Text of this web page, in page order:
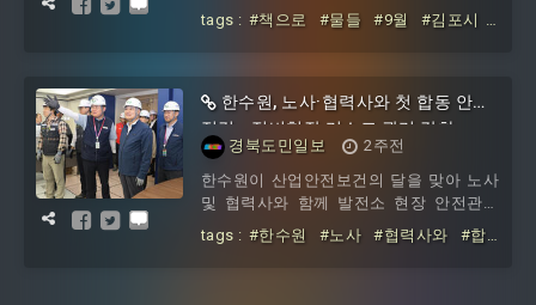
일상과 문화를 연결하는 특별한 9월을 선
보인다. ‘책을 읽는 도서관’을 넘어 ‘
tags : #책으로 #물들 #9월
#김포시
한수원, 노사·협력사와 첫 합동 안전
점검...정비현장 리스크 관리 강화
경북도민일보
2주전
한수원이 산업안전보건의 달을 맞아 노사
및 협력사와 함께 발전소 현장 안전관리
실태를 점검하고 산업재해 예방 활동을 강
화했다. 한국수력원자력은 28일 김회천 사
tags : #한수원 #노사 #협력사와
#합